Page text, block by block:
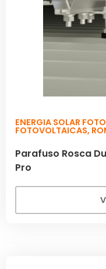
ENERGIA SOLAR
FOTOVOLTAICAS,
Parafuso Rosca
Pro